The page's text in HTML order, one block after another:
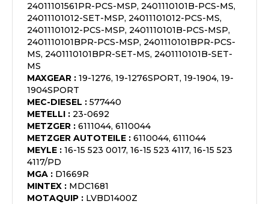
24011101561PR-PCS-MSP, 2401110101B-PCS-MS,
24011101012-SET-MSP, 24011101012-PCS-MS,
24011101012-PCS-MSP, 2401110101B-PCS-MSP,
2401110101BPR-PCS-MSP, 2401110101BPR-PCS-
MS, 2401110101BPR-SET-MS, 2401110101B-SET-
MS
MAXGEAR : 19-1276, 19-1276SPORT, 19-1904, 19-
1904SPORT
MEC-DIESEL : 577440
METELLI : 23-0692
METZGER : 6111044, 6110044
METZGER AUTOTEILE : 6110044, 6111044
MEYLE : 16-15 523 0017, 16-15 523 4117, 16-15 523
4117/PD
MGA : D1669R
MINTEX : MDC1681
MOTAQUIP : LVBD1400Z